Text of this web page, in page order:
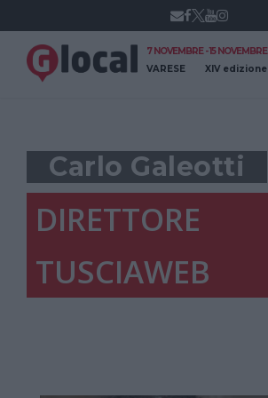
7 NOVEMBRE - 15 NOVEMBRE
VARESE
XIV edizione
Carlo Galeotti
DIRETTORE
TUSCIAWEB